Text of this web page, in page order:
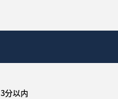
3分以内